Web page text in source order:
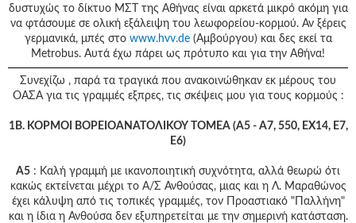
δυστυχώς το δίκτυο ΜΣΤ της Αθήνας είναι αρκετά μικρό ακόμη για
να φτάσουμε σε ολική εξάλειψη του λεωφορείου-κορμού. Αν ξέρεις
γερμανικά, μπές στο www.hvv.de(Aμβούργου) και δες εκεί τα
Metrobus. Αυτά έχω πάρει ως πρότυπο και για την Αθήνα!
Συνεχίζω , παρά τα τραγικά που ανακοινώθηκαν εκ μέρους του
ΟΑΣΑ για τις γραμμές εξπρες, τις σκέψεις μου για τους κορμούς :
1Β. ΚΟΡΜΟΙ ΒΟΡΕΙΟΑΝΑΤΟΛΙΚΟΥ ΤΟΜΕΑ (Α5 - Α7, 550, ΕΧ14, Ε7,
Ε6)
Α5 : Καλή γραμμή με ικανοποιητική συχνότητα, αλλά θεωρώ ότι
κακώς εκτείνεται μέχρι το Α/Σ Ανθούσας, μιας και η Λ. Μαραθώνος
έχει κάλυψη από τις τοπικές γραμμές, τον Προαστιακό "Παλλήνη"
και η ίδια η Ανθούσα δεν εξυπηρετείται με την σημερινή κατάσταση.